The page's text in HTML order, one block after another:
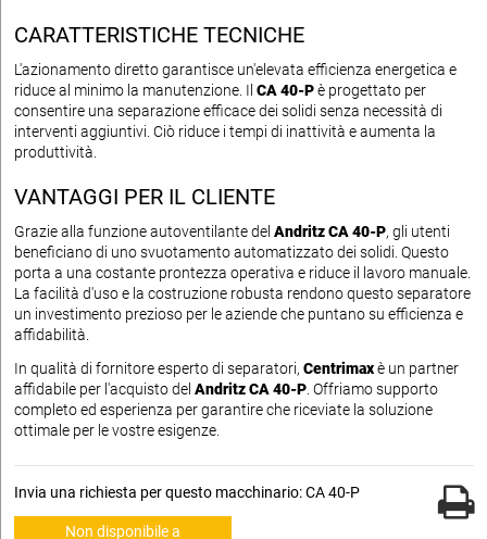
CARATTERISTICHE TECNICHE
L'azionamento diretto garantisce un'elevata efficienza energetica e
riduce al minimo la manutenzione. Il CA 40-Pè progettato per
consentire una separazione efficace dei solidi senza necessità di
interventi aggiuntivi. Ciò riduce i tempi di inattività e aumenta la
produttività.
VANTAGGI PER IL CLIENTE
Grazie alla funzione autoventilante del Andritz CA 40-P, gli utenti
beneficiano di uno svuotamento automatizzato dei solidi. Questo
porta a una costante prontezza operativa e riduce il lavoro manuale.
La facilità d'uso e la costruzione robusta rendono questo separatore
un investimento prezioso per le aziende che puntano su efficienza e
affidabilità.
In qualità di fornitore esperto di separatori, Centrimaxè un partner
affidabile per l'acquisto del Andritz CA 40-P. Offriamo supporto
completo ed esperienza per garantire che riceviate la soluzione
ottimale per le vostre esigenze.
Invia una richiesta per questo macchinario: CA 40-P
Non disponibile a